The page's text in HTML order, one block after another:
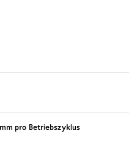
Skala von A bis
pro Betriebszyklus